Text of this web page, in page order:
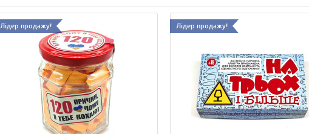
Лідер продажу! Лідер продажу!